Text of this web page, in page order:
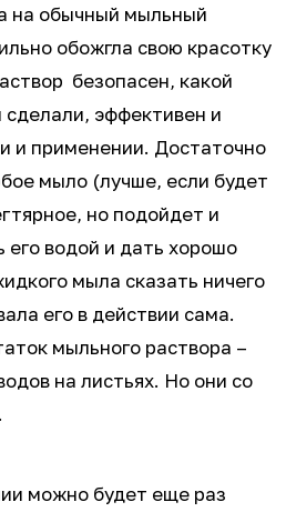
на обычный мыльный
обожгла свою красотку
безопасен, какой
сделали, эффективен и
и применении. Достаточно
мыло (лучше, если будет
но подойдет и
его водой и дать хорошо
мыла сказать ничего
его в действии сама.
мыльного раствора –
на листьях. Но они со
можно будет еще раз